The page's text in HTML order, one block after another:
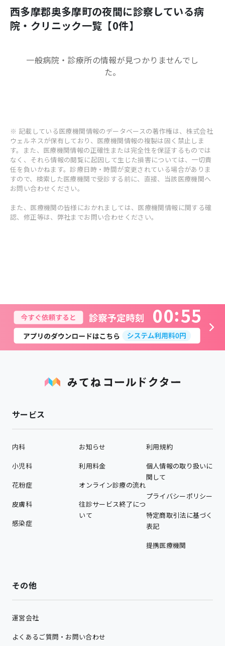
西多摩郡奥多摩町の夜間に診察している病
院・クリニック一覧【0件】
一般病院・診療所の情報が見つかりませんでし
た。
※ 記載している医療機関情報のデータベースの著作権は、株式会社
ウェルネスが保有しており、医療機関情報の複製は固く禁止しま
す。また、医療機関情報の正確性または完全性を保証するものでは
なく、それら情報の閲覧に起因して生じた損害については、一切責
任を負いかねます。診療日時・時間が変更されている場合がありま
すので、検索した医療機関で受診する前に、直接、当該医療機関へ
お問い合わせください。
また、医療機関の皆様におかれましては、医療機関情報に関する確
認、修正等は、弊社までお問い合わせください。
00 55
サービス
内科
小児科
花粉症
皮膚科
感染症
お知らせ
利用料金
オンライン診療の流れ
往診サービス終了につ
いて
利用規約
個人情報の取り扱いに
関して
プライバシーポリシー
特定商取引法に基づく
表記
提携医療機関
その他
運営会社
よくあるご質問・お問い合わせ